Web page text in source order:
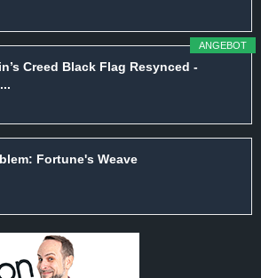
ANGEBOT
Creed Black Flag Resynced -
Fortune's Weave